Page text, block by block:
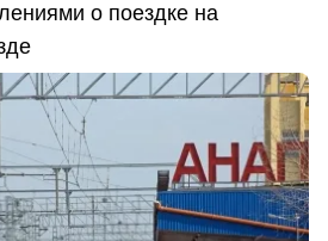
о поездке на